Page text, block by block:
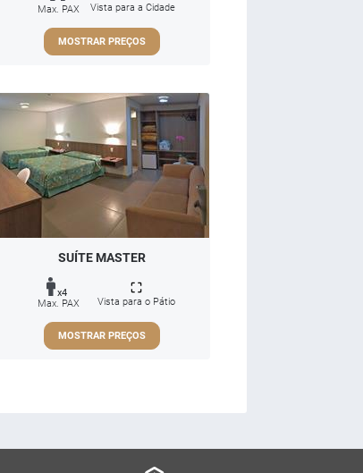
Max. PAX Vista para a Cidade
MOSTRAR PREÇOS
SUÍTE MASTER
x4
Max. PAX
Vista para o Pátio
MOSTRAR PREÇOS